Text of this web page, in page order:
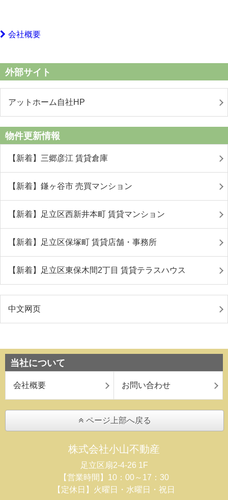
会社概要
外部サイト
アットホーム自社HP
物件更新情報
【新着】三郷彦江 賃貸倉庫
【新着】鎌ヶ谷市 売買マンション
【新着】足立区西新井本町 賃貸マンション
【新着】足立区保塚町 賃貸店舗・事務所
【新着】足立区東保木間2丁目 賃貸テラスハウス
中文网页
当社について
会社概要 お問い合わせ
ページ上部へ戻る
株式会社小山不動産
足立区扇2-4-26 1F
【営業時間】10：00～17：30
【定休日】火曜日・水曜日・祝日